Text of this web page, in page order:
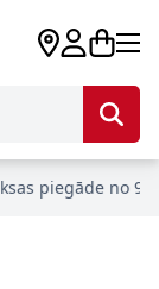
no 99€ Droši